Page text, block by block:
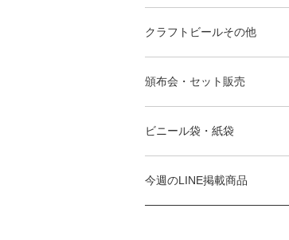
クラフトビールその他
頒布会・セット販売
ビニール袋・紙袋
今週のLINE掲載商品